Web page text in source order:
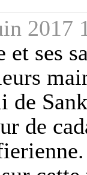
2017
et ses
de
de